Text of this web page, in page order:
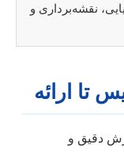
نقشه‌برداری و
تا ارائه
دقیق و